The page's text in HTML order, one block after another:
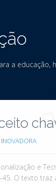
a educação,
e
45. O texto